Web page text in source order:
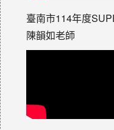
臺南市114年度
陳韻如老師